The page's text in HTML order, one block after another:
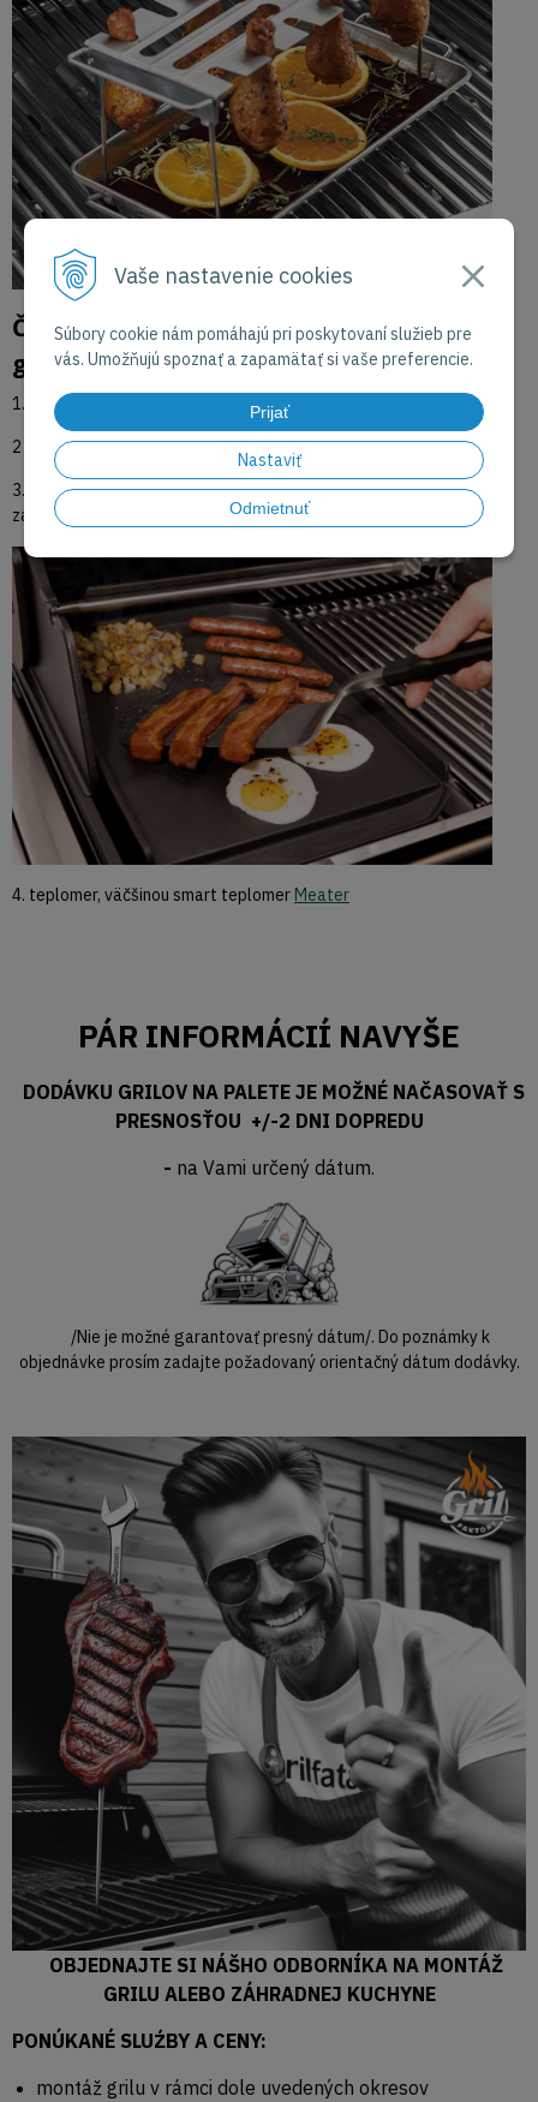
Vaše nastavenie cookies
Súbory cookie nám pomáhajú pri poskytovaní služieb pre
vás. Umožňujú spoznať a zapamätať si vaše preferencie.
Prijať
Nastaviť
Odmietnuť
Čo zákazníci najčastejšie dokupujú ku
grilu:
1. rozhodne
2 100%náradie
3. ku prémiovým grilomdosku/tál/väčšina grilovCampingazmá
zabudovanú priamo/
4. teplomer, väčšinou smart teplomerMeater
PÁR INFORMÁCIÍ NAVYŠE
DODÁVKU GRILOV NA PALETE JE MOŽNÉ NAČASOVAŤ S
PRESNOSŤOU +/-2 DNI DOPREDU
- na Vami určený dátum.
/Nie je možné garantovať presný dátum/. Do poznámky k
objednávke prosím zadajte požadovaný orientačný dátum dodávky.
OBJEDNAJTE SI NÁŠHO ODBORNÍKA NA MONTÁŽ
GRILU ALEBO ZÁHRADNEJ KUCHYNE
PONÚKANÉ SLUŹBY A CENY:
montáž grilu v rámci dole uvedených okresov